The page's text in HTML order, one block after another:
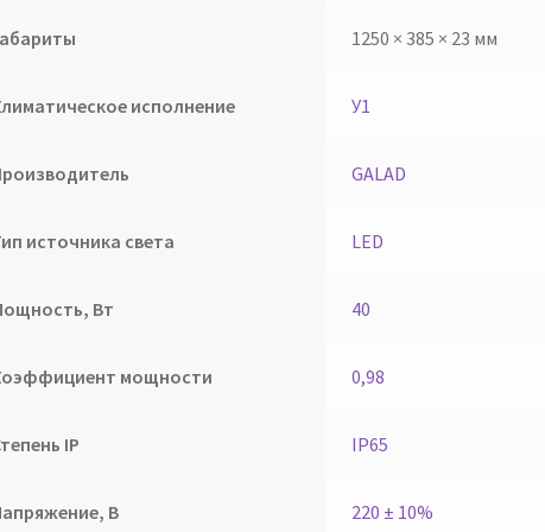
1250 × 385 × 23 мм
исполнение У1
GALAD
источника света LED
Вт 40
мощности 0,98
IP IP65
В 220 ± 10%